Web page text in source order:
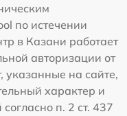
по истечении
в Казани работает
авторизации от
указанные на сайте,
характер и
п. 2 ст. 437